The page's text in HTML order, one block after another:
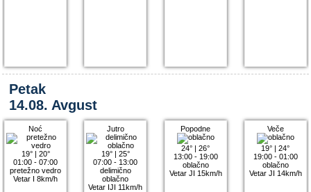
Petak
14.08. Avgust
Noć
19°| 20°
01:00 - 07:00
pretežno vedro
Vetar I 8km/h
Jutro
19°| 25°
07:00 - 13:00
delimično
oblačno
Vetar IJI 11km/h
Popodne
24° |26°
13:00 - 19:00
oblačno
Vetar JI 15km/h
Veče
19° |24°
19:00 - 01:00
oblačno
Vetar JI 14km/h